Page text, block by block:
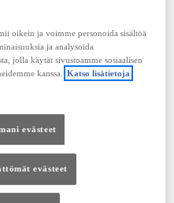
oikein ja voimme personoida sisältöä
ja analysoida
jolla käytät sivustoamme sosiaalisen
kanssa.
Katso lisätietoja
evästeet
evästeet